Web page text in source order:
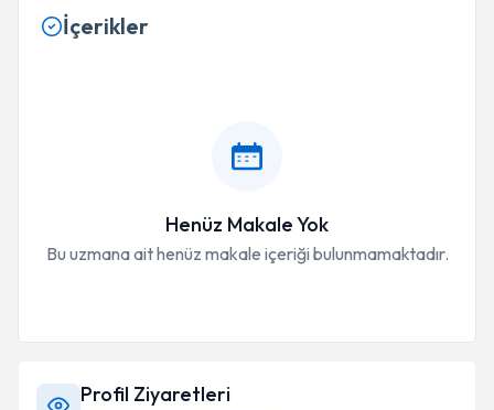
İçerikler
Henüz Makale Yok
Bu uzmana ait henüz makale içeriği bulunmamaktadır.
Profil Ziyaretleri